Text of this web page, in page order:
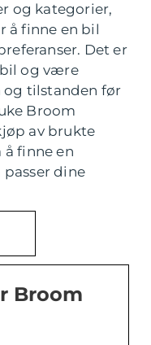
og kategorier,
å finne en bil
Det er
bil og være
tilstanden før
Broom
av brukte
finne en
dine
Broom